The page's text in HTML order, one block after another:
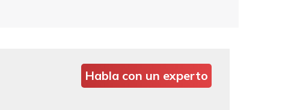
Habla con un experto